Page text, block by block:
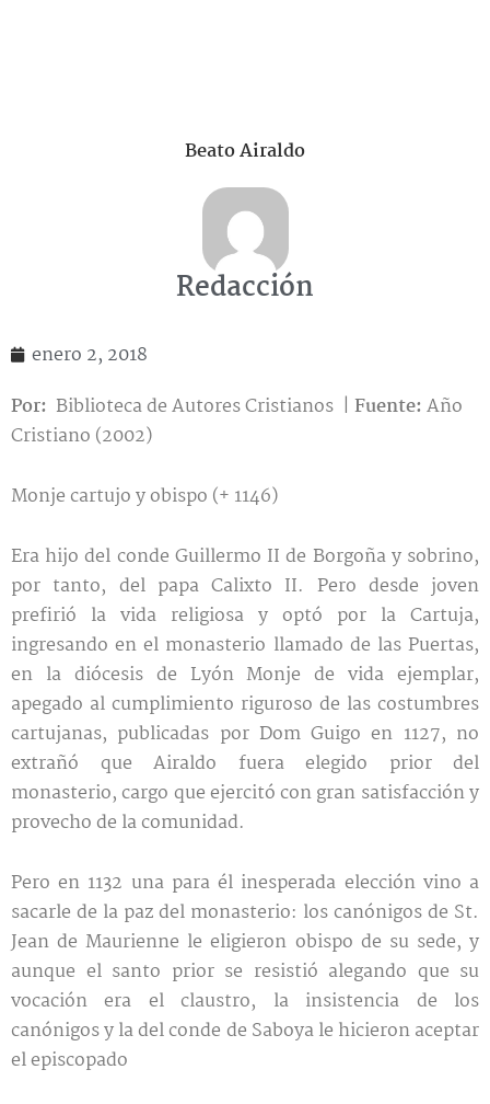
Beato Airaldo
Redacción
enero 2, 2018
Por: Biblioteca de Autores Cristianos | Fuente:Año
Cristiano (2002)
Monje cartujo y obispo (+ 1146)
Era hijo del conde Guillermo II de Borgoña y sobrino,
por tanto, del papa Calixto II. Pero desde joven
prefirió la vida religiosa y optó por la Cartuja,
ingresando en el monasterio llamado de las Puertas,
en la diócesis de Lyón Monje de vida ejemplar,
apegado al cumplimiento riguroso de las costumbres
cartujanas, publicadas por Dom Guigo en 1127, no
extrañó que Airaldo fuera elegido prior del
monasterio, cargo que ejercitó con gran satisfacción y
provecho de la comunidad.
Pero en 1132 una para él inesperada elección vino a
sacarle de la paz del monasterio: los canónigos de St.
Jean de Maurienne le eligieron obispo de su sede, y
aunque el santo prior se resistió alegando que su
vocación era el claustro, la insistencia de los
canónigos y la del conde de Saboya le hicieron aceptar
el episcopado